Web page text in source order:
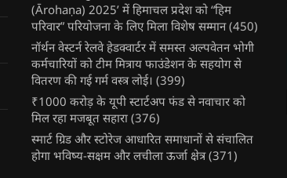
(Ārohaṇa) 2025’ में हिमाचल प्रदेश को “हिम
परिवार” परियोजना के लिए मिला विशेष सम्मान (450)
नॉर्थन वेस्टर्न रेलवे हेडक्वार्टर में समस्त अल्पवेतन भोगी
कर्मचारियों को टीम मित्राय फाउंडेशन के सहयोग से
वितरण की गई गर्म वस्त्र लोई। (399)
₹1000 करोड़ के यूपी स्टार्टअप फंड से नवाचार को
मिल रहा मजबूत सहारा (376)
स्मार्ट ग्रिड और स्टोरेज आधारित समाधानों से संचालित
होगा भविष्य-सक्षम और लचीला ऊर्जा क्षेत्र (371)